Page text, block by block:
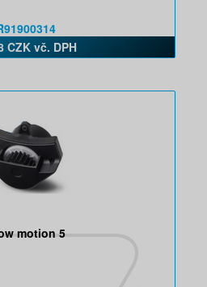
CZK vč. DPH
motion 5